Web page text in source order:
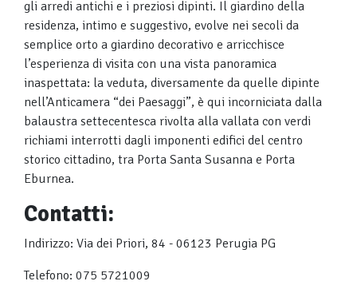
gli arredi antichi e i preziosi dipinti. Il giardino della
residenza, intimo e suggestivo, evolve nei secoli da
semplice orto a giardino decorativo e arricchisce
l’esperienza di visita con una vista panoramica
inaspettata: la veduta, diversamente da quelle dipinte
nell’Anticamera “dei Paesaggi”, è qui incorniciata dalla
balaustra settecentesca rivolta alla vallata con verdi
richiami interrotti dagli imponenti edifici del centro
storico cittadino, tra Porta Santa Susanna e Porta
Eburnea.
Contatti:
Indirizzo: Via dei Priori, 84 - 06123 Perugia PG
Telefono: 075 5721009